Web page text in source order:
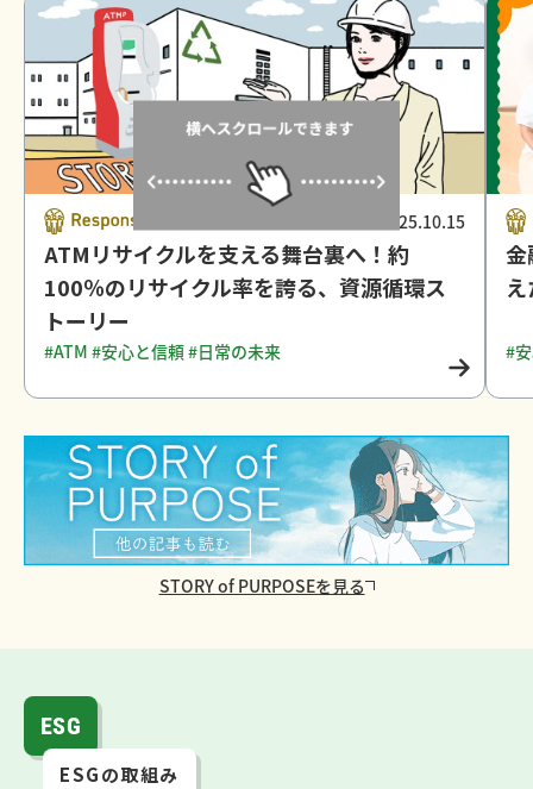
2025.10.15
ATMリサイクルを支える舞台裏へ！約
100％のリサイクル率を誇る、資源循環ス
トーリー
#ATM #安心と信頼#日常の未来
金
#
STORY of PURPOSEを見る
ESGの取組み
ESG